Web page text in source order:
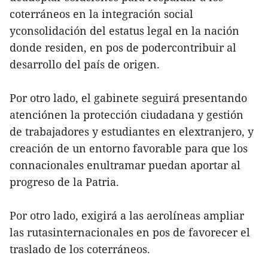
coterráneos en la integración social
yconsolidación del estatus legal en la nación
donde residen, en pos de podercontribuir al
desarrollo del país de origen.
Por otro lado, el gabinete seguirá presentando
atenciónen la protección ciudadana y gestión
de trabajadores y estudiantes en elextranjero, y
creación de un entorno favorable para que los
connacionales enultramar puedan aportar al
progreso de la Patria.
Por otro lado, exigirá a las aerolíneas ampliar
las rutasinternacionales en pos de favorecer el
traslado de los coterráneos.